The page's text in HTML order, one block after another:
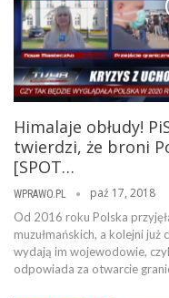
Himalaje obłudy!
twierdzi, że broni
[SPOT…
WPRAWO.PL paź 17, 2018
Od 2016 roku Polska
muzułmańskich, a kolejni
wydają im wojewodowie,
odpowiada za otwarcie